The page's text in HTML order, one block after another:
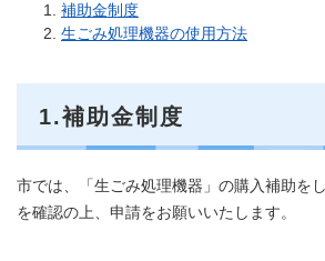
補助金制度
生ごみ処理機器の使用方法
1.補助金制度
市では、「生ごみ処理機器」の購入補助を
を確認の上、申請をお願いいたします。